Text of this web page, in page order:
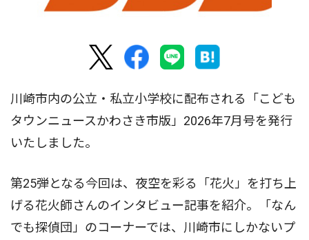
川崎市内の公立・私立小学校に配布される「こども
タウンニュースかわさき市版」2026年7月号を発行
いたしました。
第25弾となる今回は、夜空を彩る「花火」を打ち上
げる花火師さんのインタビュー記事を紹介。「なん
でも探偵団」のコーナーでは、川崎市にしかないプ